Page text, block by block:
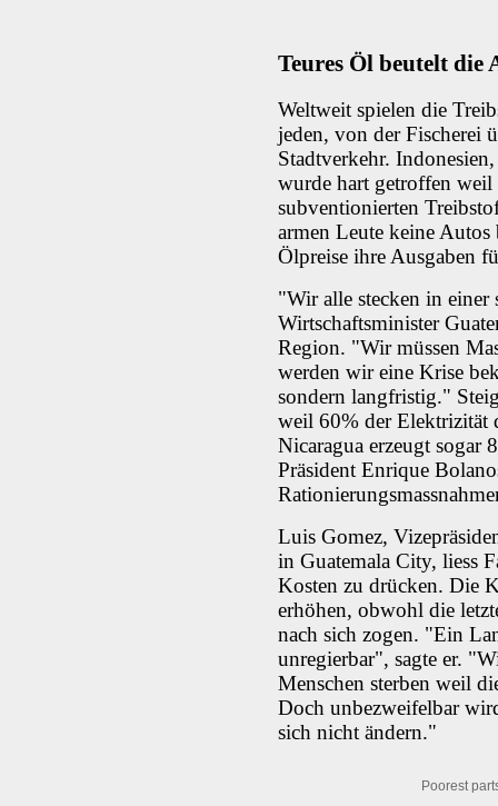
Teures Öl beutelt die
Weltweit spielen die
jeden, von der Fischerei
Stadtverkehr.
wurde hart getroffen
subventionierten
armen Leute keine Autos
Ölpreise ihre Ausgaben
"Wir alle stecken in einer
Wirtschaftsminister
Region. "Wir müssen
werden wir eine Krise
sondern langfristig."
weil 60% der Elektrizität
Nicaragua erzeugt sogar
Präsident Enrique
Luis Gomez,
in Guatemala City, liess
Kosten zu drücken. Die
erhöhen, obwohl die
nach sich zogen. "Ein
unregierbar", sagte er.
Menschen sterben weil
Doch unbezweifelbar
sich nicht ändern."
Poorest